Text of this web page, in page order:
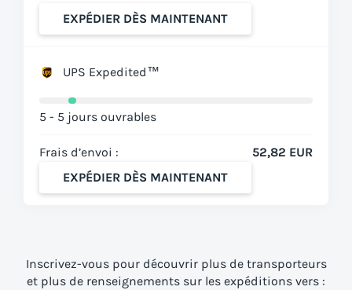
EXPÉDIER DÈS MAINTENANT
UPS Expedited™
5 - 5 jours ouvrables
Frais d’envoi :
52,82 EUR
EXPÉDIER DÈS MAINTENANT
Inscrivez-vous pour découvrir plus de transporteurs
et plus de renseignements sur les expéditions vers :